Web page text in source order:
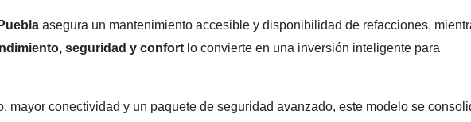
Puebla asegura un mantenimiento accesible y disponibilidad de refacciones,
seguridad y confort lo convierte en una inversión inteligente para
mayor conectividad y un paquete de seguridad avanzado, este modelo se